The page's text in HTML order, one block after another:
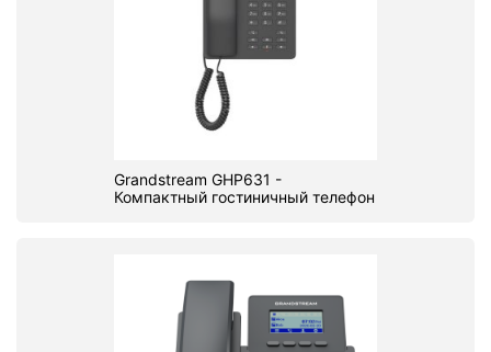
Grandstream GHP631 -
Компактный гостиничный телефон